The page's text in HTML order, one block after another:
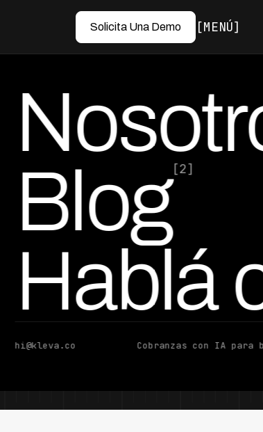
Solicita Una Demo MENÚ
Blog[2]
Hablá
hi@kleva.co Cobranzas con IA para
por Ed Escobar
Co-Founder & CEO